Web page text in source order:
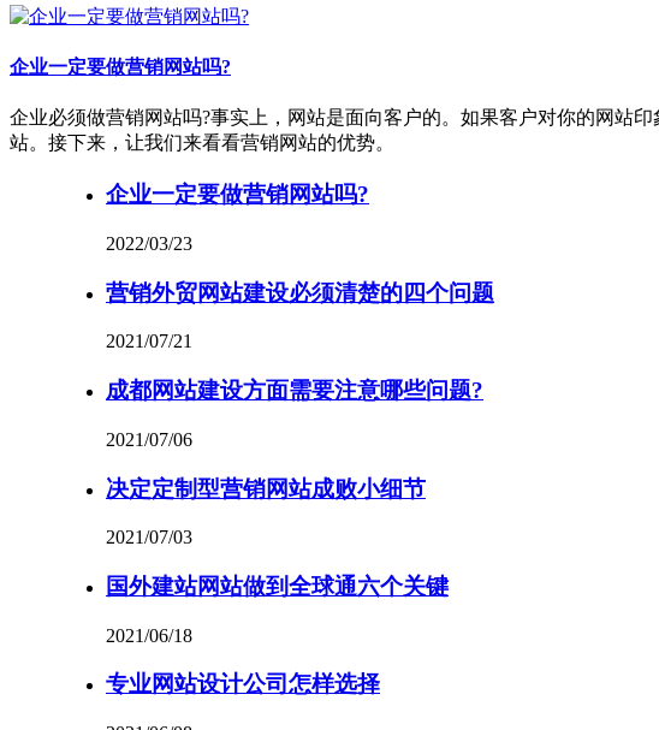
企业一定要做营销网站吗?
企业必须做营销网站吗?事实上，网站是面向客户的。如果客户对你的网站
站。接下来，让我们来看看营销网站的优势。
企业一定要做营销网站吗?
2022/03/23
营销外贸网站建设必须清楚的四个问题
2021/07/21
成都网站建设方面需要注意哪些问题?
2021/07/06
决定定制型营销网站成败小细节
2021/07/03
国外建站网站做到全球通六个关键
2021/06/18
专业网站设计公司怎样选择